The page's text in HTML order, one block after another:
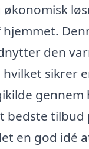
den
sikrer
gennem
bedste tilbud
en god idé